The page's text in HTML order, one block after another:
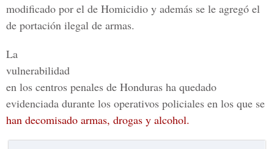
modificado por el de Homicidio y además se le agregó el
de portación ilegal de armas.
La
vulnerabilidad
en los centros penales de Honduras ha quedado
evidenciada durante los operativos policiales en los que se
han decomisado armas, drogas y alcohol.